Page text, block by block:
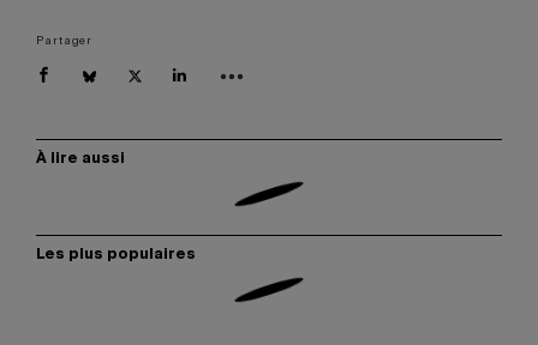
Partager
À lire aussi
Les plus populaires